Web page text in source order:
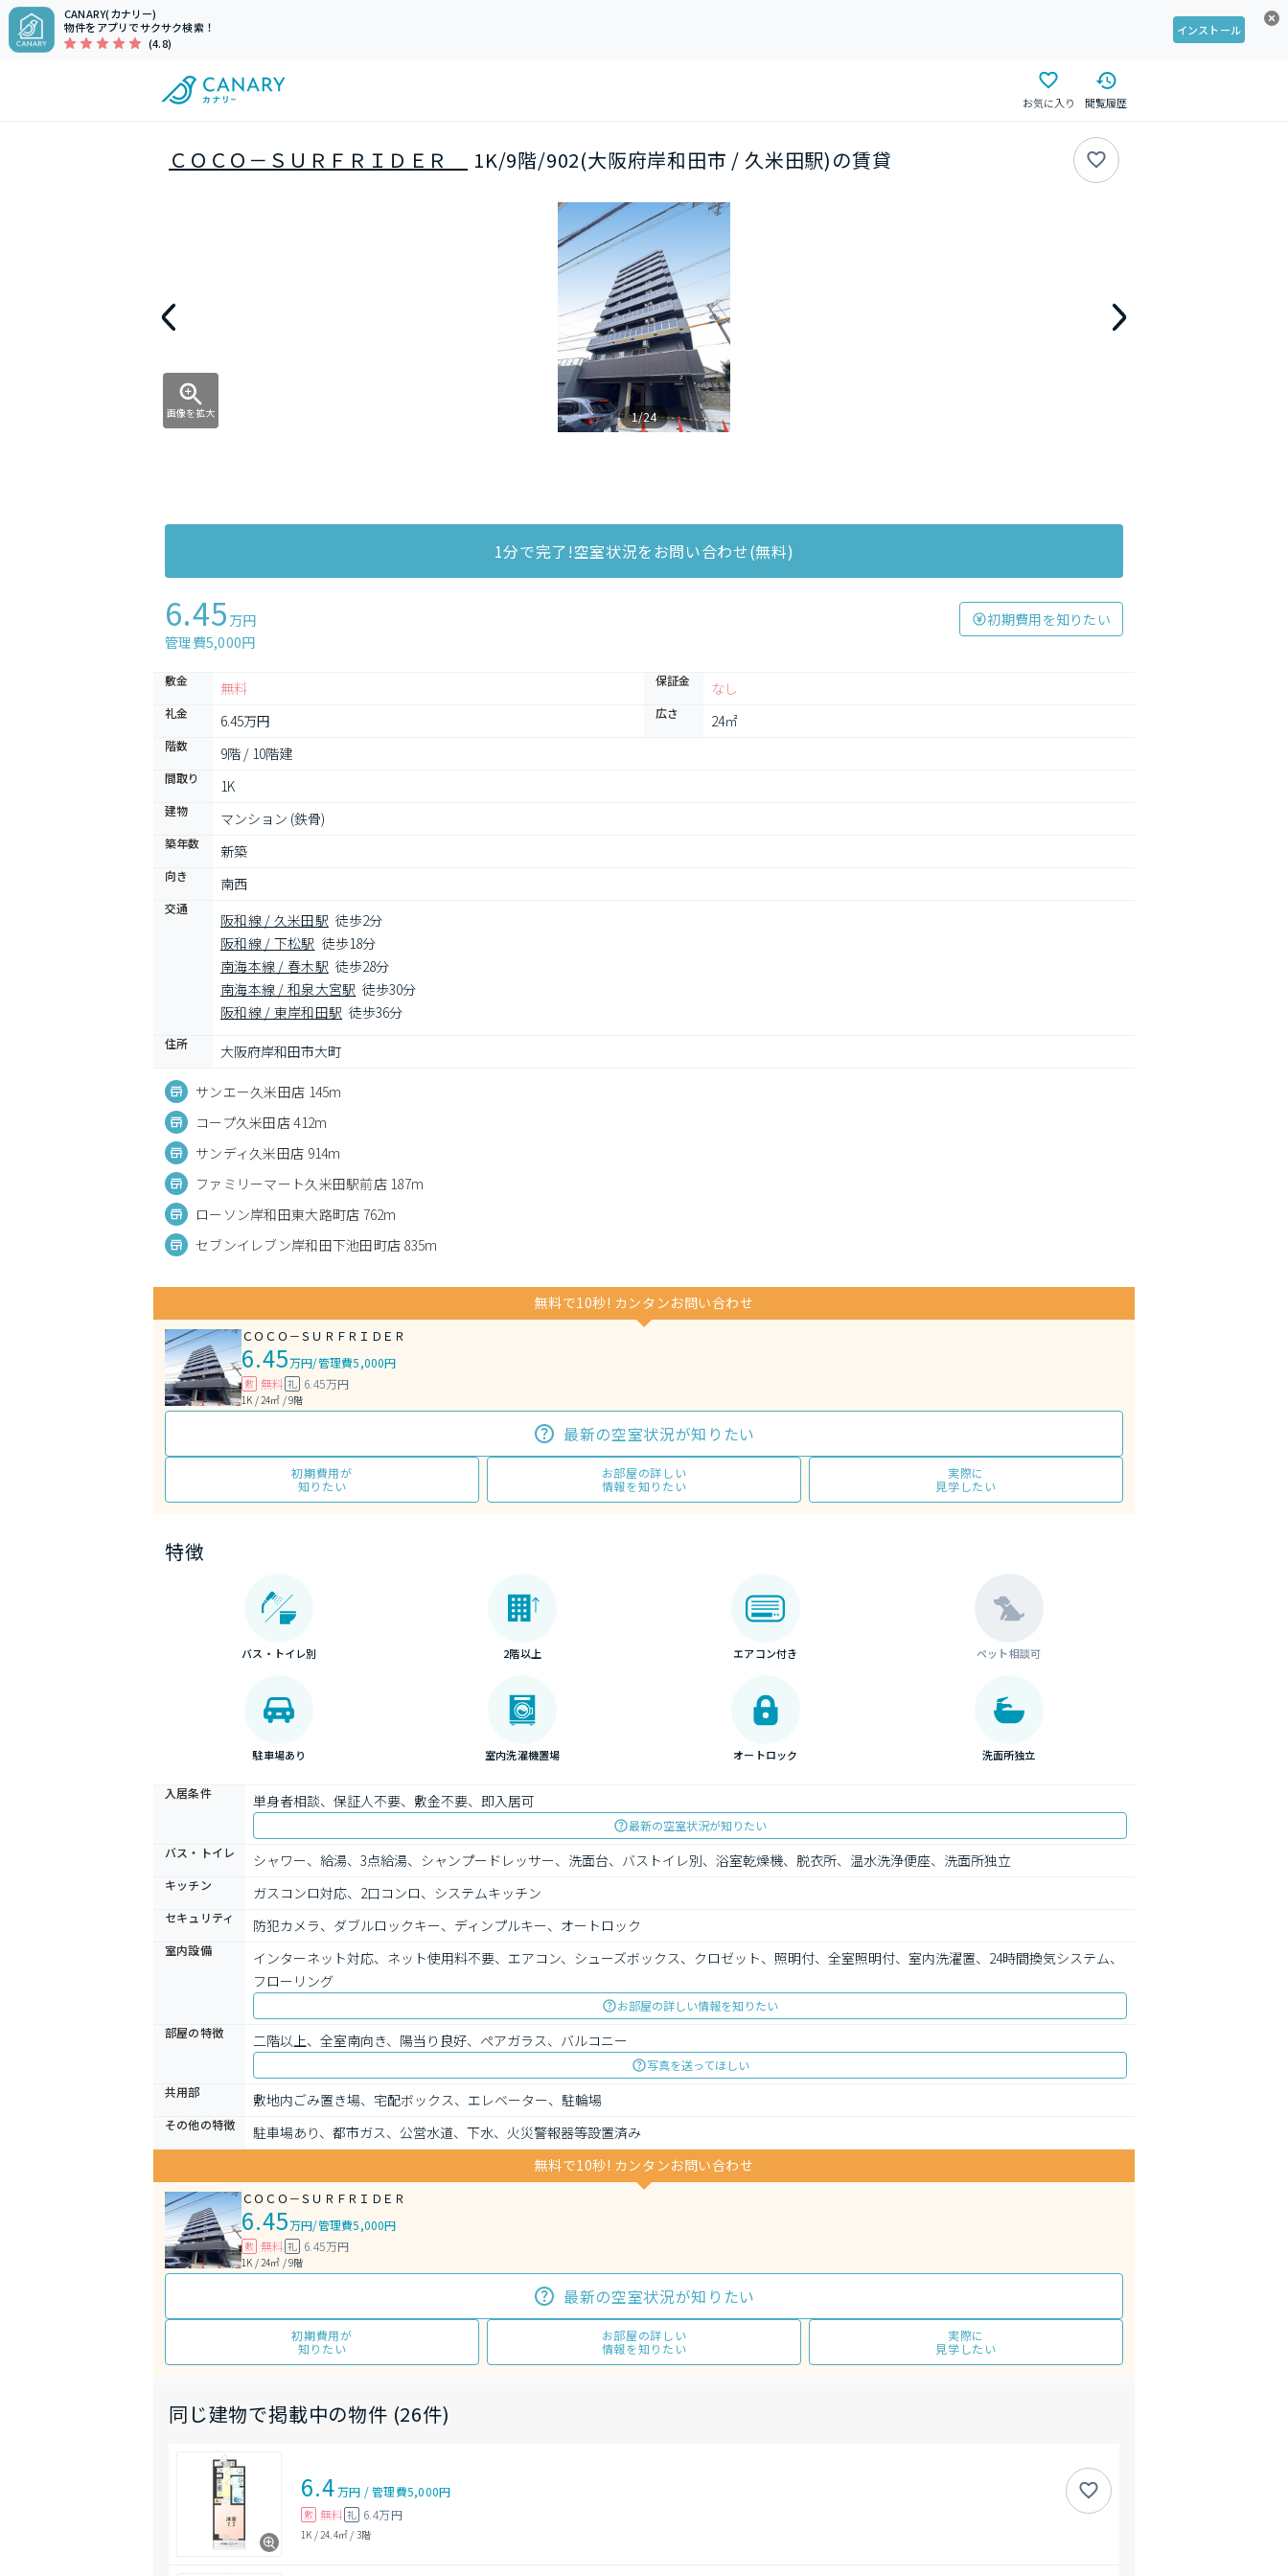
CANARY(カナリー)
物件をアプリでサクサク検索！
(4.8)
インストール
お気に入り 閲覧履歴
ＣＯＣＯ－ＳＵＲＦＲＩＤＥＲ 1K/9階/902(大阪府岸和田市 / 久米田駅)の賃貸
画像を拡大 1/24
1分で完了!空室状況をお問い合わせ(無料)
6.45 万円
管理費5,000円
初期費用を知りたい
敷金 無料 保証金 なし
礼金 6.45万円 広さ 24㎡
階数 9階 / 10階建
間取り 1K
建物 マンション (鉄骨)
築年数 新築
向き 南西
交通
阪和線 / 久米田駅 徒歩2分
阪和線 / 下松駅 徒歩18分
南海本線 / 春木駅 徒歩28分
南海本線 / 和泉大宮駅 徒歩30分
阪和線 / 東岸和田駅 徒歩36分
住所 大阪府岸和田市大町
サンエー久米田店 145m
コープ久米田店 412m
サンディ久米田店 914m
ファミリーマート久米田駅前店 187m
ローソン岸和田東大路町店 762m
セブンイレブン岸和田下池田町店 835m
無料で10秒! カンタンお問い合わせ
ＣＯＣＯ－ＳＵＲＦＲＩＤＥＲ
6.45万円/管理費5,000円
敷 無料 礼 6.45万円
1K / 24㎡ / 9階
最新の空室状況が知りたい
初期費用が
知りたい
お部屋の詳しい
情報を知りたい
実際に
見学したい
特徴
バス・トイレ別 2階以上 エアコン付き ペット相談可
駐車場あり 室内洗濯機置場 オートロック 洗面所独立
入居条件 単身者相談、保証人不要、敷金不要、即入居可
最新の空室状況が知りたい
バス・トイレ
シャワー、給湯、3点給湯、シャンプードレッサー、洗面台、バストイレ別、浴室乾燥機、脱衣所、温水洗浄便座、洗面所独立
キッチン ガスコンロ対応、2口コンロ、システムキッチン
セキュリティ 防犯カメラ、ダブルロックキー、ディンプルキー、オートロック
室内設備
インターネット対応、ネット使用料不要、エアコン、シューズボックス、クロゼット、照明付、全室照明付、室内洗濯置、24時間換気システム、
フローリング
お部屋の詳しい情報を知りたい
部屋の特徴
二階以上、全室南向き、陽当り良好、ペアガラス、バルコニー
写真を送ってほしい
共用部
敷地内ごみ置き場、宅配ボックス、エレベーター、駐輪場
その他の特徴
駐車場あり、都市ガス、公営水道、下水、火災警報器等設置済み
無料で10秒! カンタンお問い合わせ
ＣＯＣＯ－ＳＵＲＦＲＩＤＥＲ
6.45万円/管理費5,000円
敷 無料 礼 6.45万円
1K / 24㎡ / 9階
最新の空室状況が知りたい
初期費用が
知りたい
お部屋の詳しい
情報を知りたい
実際に
見学したい
同じ建物で掲載中の物件 (26件)
6.4万円 /管理費5,000円
敷 無料 礼 6.4万円
1K / 24.4㎡ / 3階